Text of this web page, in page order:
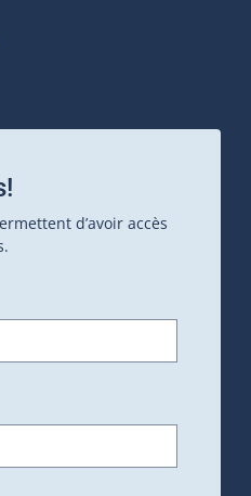
d’avoir accès